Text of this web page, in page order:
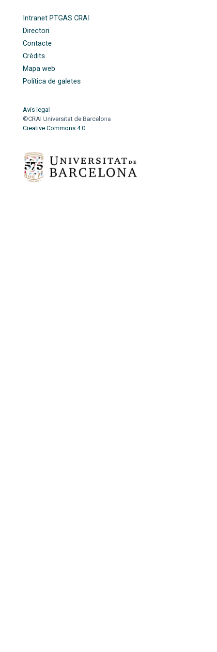
Intranet PTGAS CRAI
Directori
Contacte
Crèdits
Mapa web
Política de galetes
Avís legal
©CRAI Universitat de Barcelona
Creative Commons 4.0